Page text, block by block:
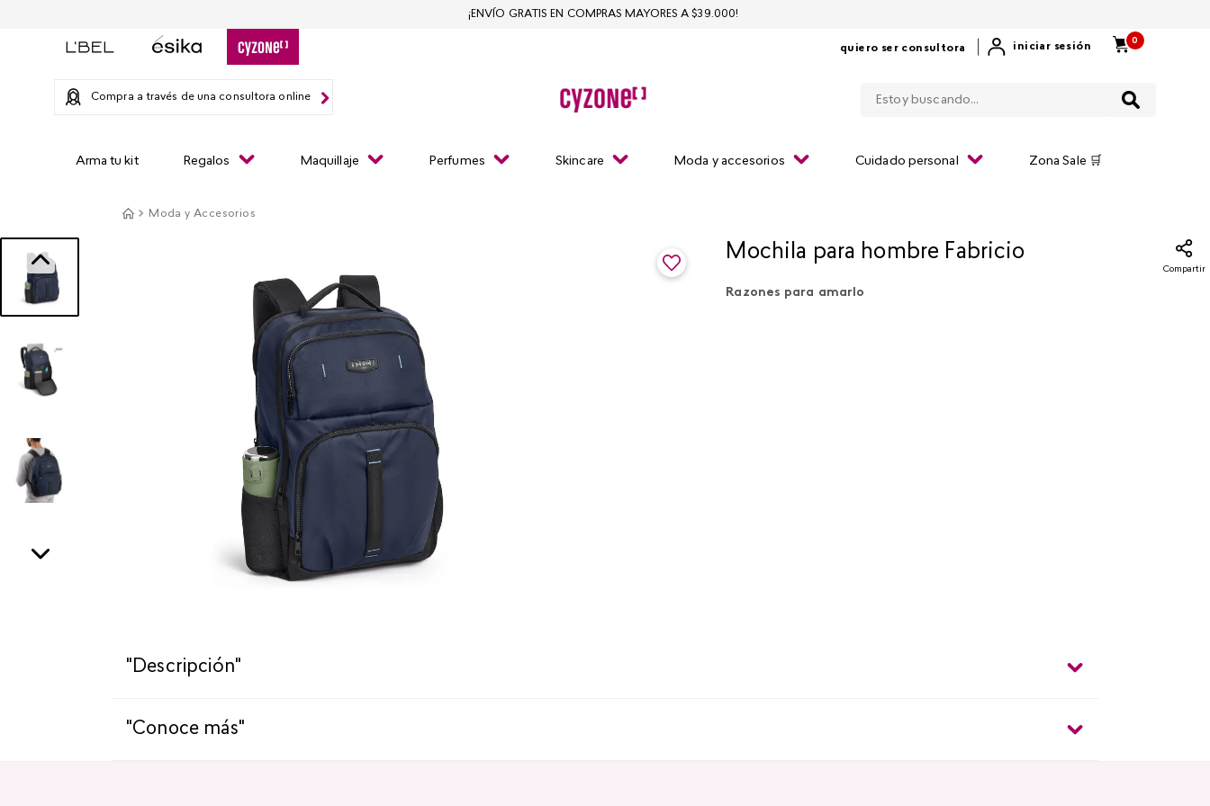
quiero ser consultora iniciar sesión
0
Compra a través de una consultora online
Arma tu kit Regalos Maquillaje Perfumes Skincare Moda y accesorios Cuidado personal Zona Sale 🛒
¡ENVÍO GRATIS EN COMPRAS MAYORES A $39.000!
Moda y Accesorios
Mochila para hombre Fabricio
Compartir
Razones para amarlo
"Descripción"
"Conoce más"